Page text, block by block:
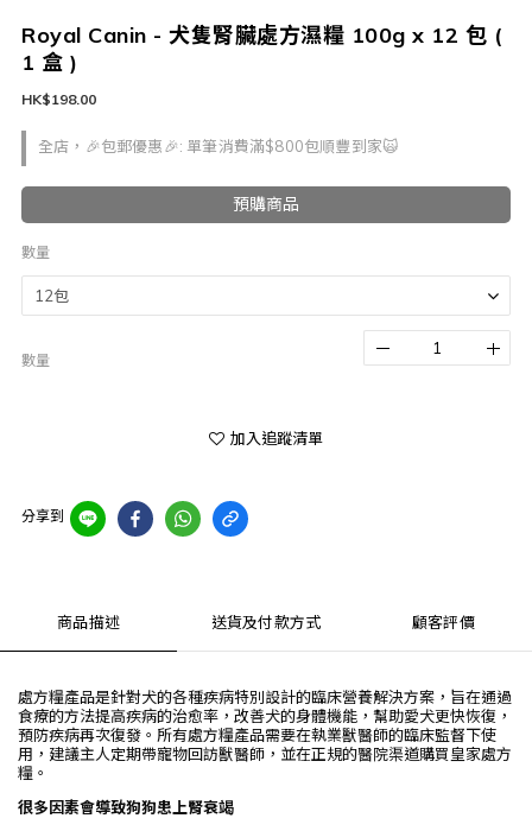
Royal Canin - 犬隻腎臟處方濕糧 100g x 12 包 (
1 盒 )
全店，🎉包郵優惠🎉: 單筆消費滿$800包順豐到家🙀
HK$198.00
預購商品
數量
數量
加入追蹤清單
分享到
商品描述 送貨及付款方式 顧客評價
處方糧產品是針對犬的各種疾病特別設計的臨床營養解決方案，旨在通過
食療的方法提高疾病的治愈率，改善犬的身體機能，幫助愛犬更快恢復，
預防疾病再次復發。所有處方糧產品需要在執業獸醫師的臨床監督下使
用，建議主人定期帶寵物回訪獸醫師，並在正規的醫院渠道購買皇家處方
糧。
很多因素會導致狗狗患上腎衰竭